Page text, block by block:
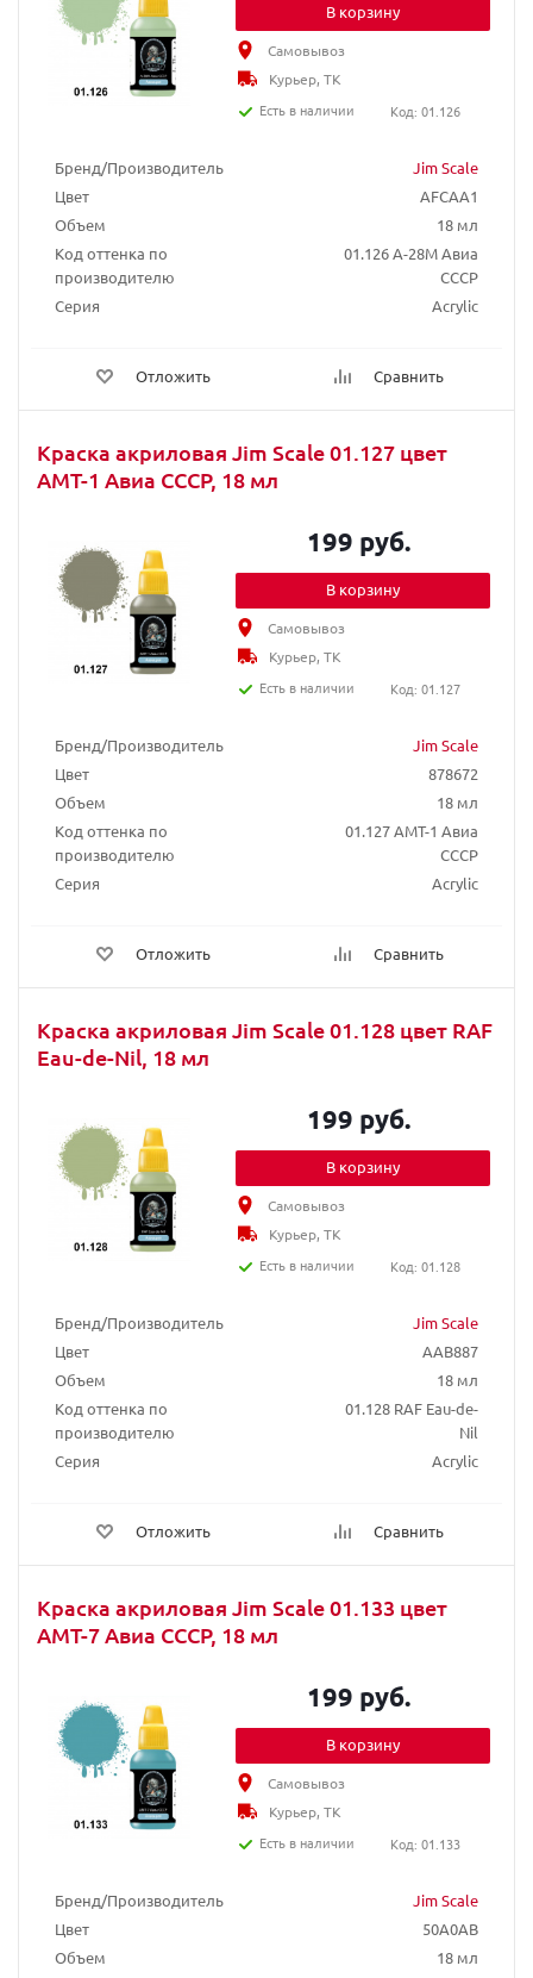
Бренд/Производитель
Jim Scale
Цвет
AFCAA1
Объем
18 мл
Код оттенка по
производителю
01.126 А-28М Авиа
СССР
Серия
Acrylic
Отложить Сравнить
В корзину
Самовывоз
Курьер, ТК
Есть в наличии
Код: 01.126
Краска акриловая Jim Scale 01.127 цвет
АМТ-1 Авиа СССР, 18 мл
Бренд/Производитель
Jim Scale
Цвет
878672
Объем
18 мл
Код оттенка по
производителю
01.127 АМТ-1 Авиа
СССР
Серия
Acrylic
Отложить Сравнить
199 руб.
В корзину
Самовывоз
Курьер, ТК
Есть в наличии
Код: 01.127
Краска акриловая Jim Scale 01.128 цвет RAF
Eau-de-Nil, 18 мл
Бренд/Производитель
Jim Scale
Цвет
AAB887
Объем
18 мл
Код оттенка по
производителю
01.128 RAF Eau-de-
Nil
Серия
Acrylic
Отложить Сравнить
199 руб.
В корзину
Самовывоз
Курьер, ТК
Есть в наличии
Код: 01.128
Краска акриловая Jim Scale 01.133 цвет
АМТ-7 Авиа СССР, 18 мл
Бренд/Производитель
Jim Scale
Цвет
50A0AB
Объем
18 мл
199 руб.
В корзину
Самовывоз
Курьер, ТК
Есть в наличии
Код: 01.133